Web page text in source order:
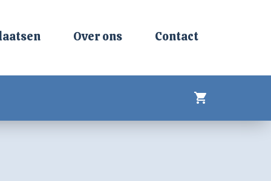
Over ons Contact
shopping_cart